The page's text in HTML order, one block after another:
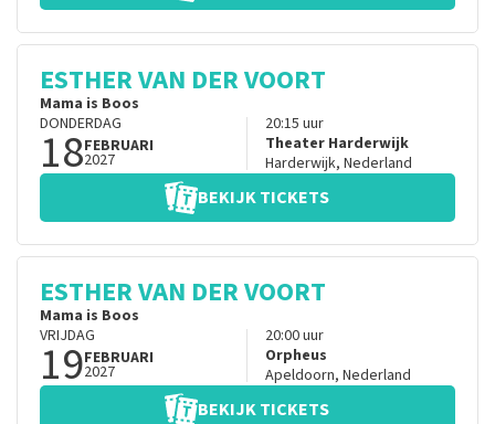
ESTHER VAN DER VOORT
Mama is Boos
DONDERDAG
18FEBRUARI
2027
20:15 uur
Theater Harderwijk
Harderwijk, Nederland
BEKIJK TICKETS
ESTHER VAN DER VOORT
Mama is Boos
VRIJDAG
19FEBRUARI
2027
20:00uur
Orpheus
Apeldoorn, Nederland
BEKIJK TICKETS